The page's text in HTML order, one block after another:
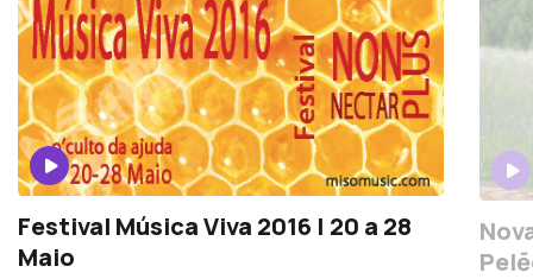
Festival Música Viva 2016 | 20 a 28
Maio